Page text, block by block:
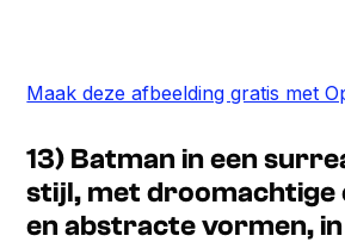
Maak deze afbeelding gratis met
13) Batman in een
stijl, met droomachtige
en abstracte vormen,